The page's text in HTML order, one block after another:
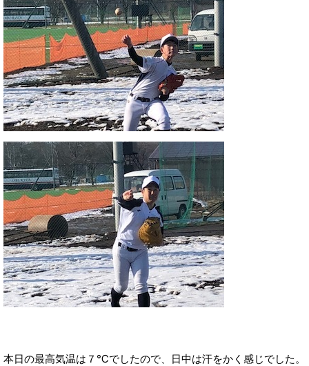
本日の最高気温は７℃でしたので、日中は汗をかく感じでした。